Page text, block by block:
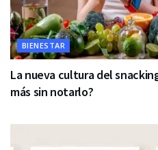
BIENESTAR
La nueva cultura del
más sin notarlo?